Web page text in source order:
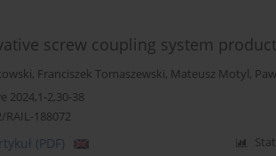
screw coupling system
, Franciszek Tomaszewski, Mateusz Motyl,
2024,1-2,30-38
188072
(PDF)